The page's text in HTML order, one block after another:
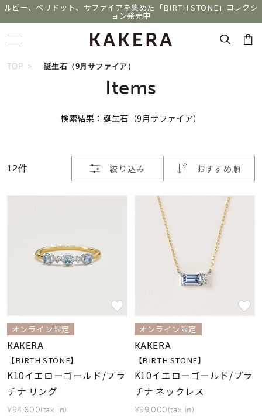
ルビー、ペリドット、サファイアを集めた「BIRTH STONE」コレクシ
ョン発売中
人気検索キーワード
#エタニティ #くまのプーさん
KAKERA
カテゴリー すべてのジュエリー
カラー
誕生石 9月の誕生石
モチーフ
TOP 誕生石（9月サファイア）
Items
検索結果：誕生石（9月サファイア）
12件 絞り込み おすすめ順
価格が高い
お気に入り登録数
オンライン限定
KAKERA
【BIRTH STONE】
K10イエローゴールド/プラ
チナ リング
¥94,600(tax in)
オンライン限定
KAKERA
【BIRTH STONE】
K10イエローゴールド/プラ
チナ ネックレス
¥99,000(tax in)